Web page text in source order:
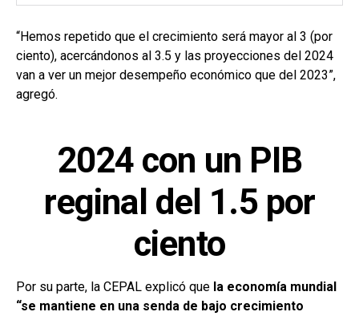
“Hemos repetido que el crecimiento será mayor al 3 (por
ciento), acercándonos al 3.5 y las proyecciones del 2024
van a ver un mejor desempeño económico que del 2023”,
agregó.
2024 con un PIB
reginal del 1.5 por
ciento
Por su parte, la CEPAL explicó que la economía mundial
“se mantiene en una senda de bajo crecimiento